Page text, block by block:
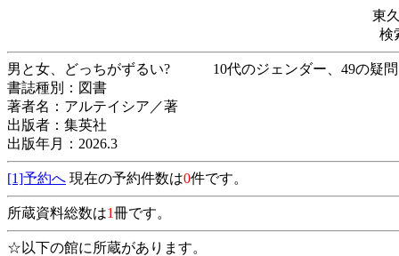
東
検
男と女、どっちがずるい? 10代のジェンダー
書誌種別：図書
著者名：アルテイシア／著
出版者：集英社
出版年月：2026.3
[1]予約へ 現在の予約件数は0件です。
所蔵資料総数は1冊です。
☆以下の館に所蔵があります。